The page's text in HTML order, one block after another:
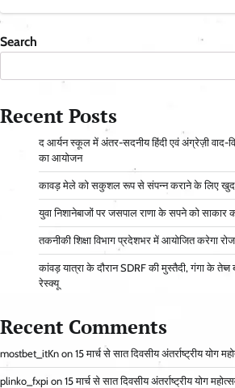
Search
Recent Posts
द आर्यन स्कूल में अंतर-सदनीय हिंदी एवं अंग्रेज़ी वाद-
का आयोजन
कावड़ मेले को सकुशल रूप से संपन्न कराने के लिए खुद
युवा निशानेबाजों पर जसपाल राणा के सपने को साकार
तकनीकी शिक्षा विभाग प्रदेशभर में आयोजित करेगा
कांवड़ यात्रा के दौरान SDRF की मुस्तैदी, गंगा के तेज
रेस्क्यू
Recent Comments
mostbet_itKn on 15 मार्च से सात दिवसीय अंतर्राष्ट्रीय योग
plinko_fxpi on 15 मार्च से सात दिवसीय अंतर्राष्ट्रीय योग